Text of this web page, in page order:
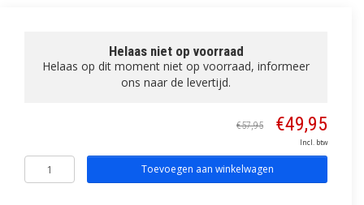
Helaas niet op voorraad
Helaas op dit moment niet op voorraad, informeer
ons naar de levertijd.
€57,95 €49,95
Incl. btw
Toevoegen aan winkelwagen